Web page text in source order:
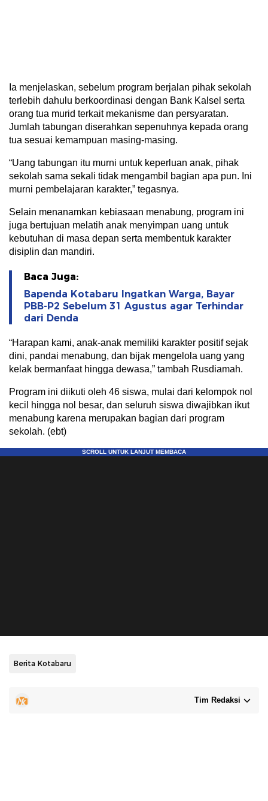
Ia menjelaskan, sebelum program berjalan pihak sekolah
terlebih dahulu berkoordinasi dengan Bank Kalsel serta
orang tua murid terkait mekanisme dan persyaratan.
Jumlah tabungan diserahkan sepenuhnya kepada orang
tua sesuai kemampuan masing-masing.
“Uang tabungan itu murni untuk keperluan anak, pihak
sekolah sama sekali tidak mengambil bagian apa pun. Ini
murni pembelajaran karakter,” tegasnya.
Selain menanamkan kebiasaan menabung, program ini
juga bertujuan melatih anak menyimpan uang untuk
kebutuhan di masa depan serta membentuk karakter
disiplin dan mandiri.
Baca Juga:
Bapenda Kotabaru Ingatkan Warga, Bayar
PBB-P2 Sebelum 31 Agustus agar Terhindar
dari Denda
“Harapan kami, anak-anak memiliki karakter positif sejak
dini, pandai menabung, dan bijak mengelola uang yang
kelak bermanfaat hingga dewasa,” tambah Rusdiamah.
Program ini diikuti oleh 46 siswa, mulai dari kelompok nol
kecil hingga nol besar, dan seluruh siswa diwajibkan ikut
menabung karena merupakan bagian dari program
sekolah. (ebt)
Berita Kotabaru
Tim Redaksi